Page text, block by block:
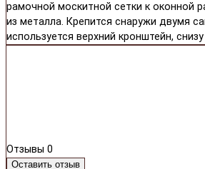
рамочной москитной сетки к оконной
из металла. Крепится снаружи двумя
используется верхний кронштейн,
Отзывы 0
Оставить отзыв